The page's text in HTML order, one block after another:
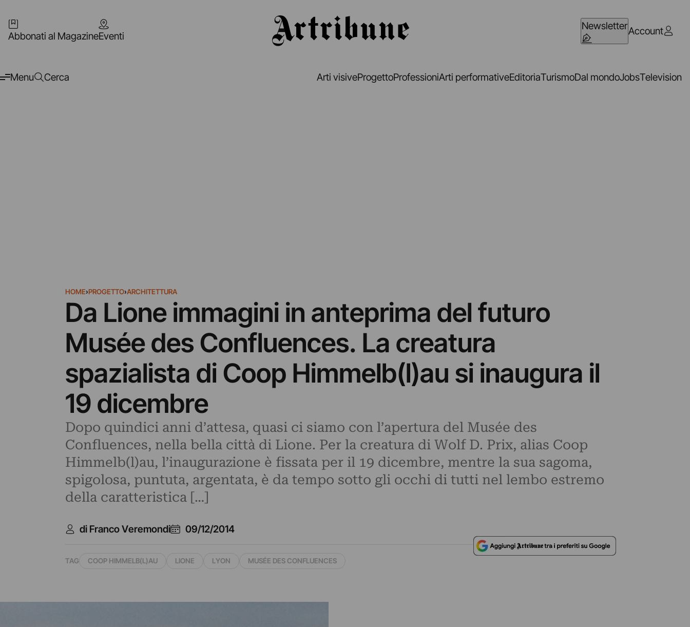
Abbonati al MagazineEventi
NewsletterAccount
Menu Cerca Arti visiveProgettoProfessioniArti performativeEditoriaTurismoDal mondoJobsTelevision
HOME›PROGETTO›ARCHITETTURA
Da Lione immagini in anteprima del futuro
Musée des Confluences. La creatura
spazialista di Coop Himmelb(l)au si inaugura il
19 dicembre
Dopo quindici anni d’attesa, quasi ci siamo con l’apertura del Musée des
Confluences, nella bella città di Lione. Per la creatura di Wolf D. Prix, alias Coop
Himmelb(l)au, l’inaugurazione è fissata per il 19 dicembre, mentre la sua sagoma,
spigolosa, puntuta, argentata, è da tempo sotto gli occhi di tutti nel lembo estremo
della caratteristica […]
di Franco Veremondi 09/12/2014
TAG COOP HIMMELB(L)AU LIONE LYON MUSÉE DES CONFLUENCES